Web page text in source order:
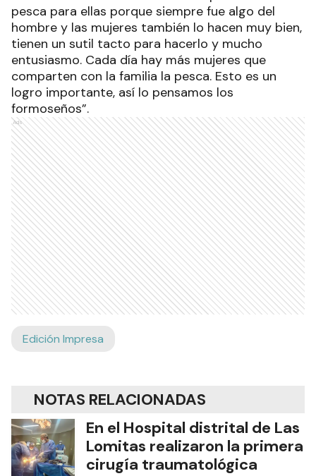
pesca para ellas porque siempre fue algo del
hombre y las mujeres también lo hacen muy bien,
tienen un sutil tacto para hacerlo y mucho
entusiasmo. Cada día hay más mujeres que
comparten con la familia la pesca. Esto es un
logro importante, así lo pensamos los
formoseños”.
Ads
Edición Impresa
NOTAS RELACIONADAS
En el Hospital distrital de Las
Lomitas realizaron la primera
cirugía traumatológica